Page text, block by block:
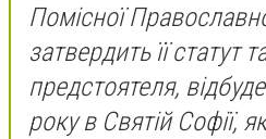
Помісної
затвердить її статут
предстоятеля,
року в Святій Софії,